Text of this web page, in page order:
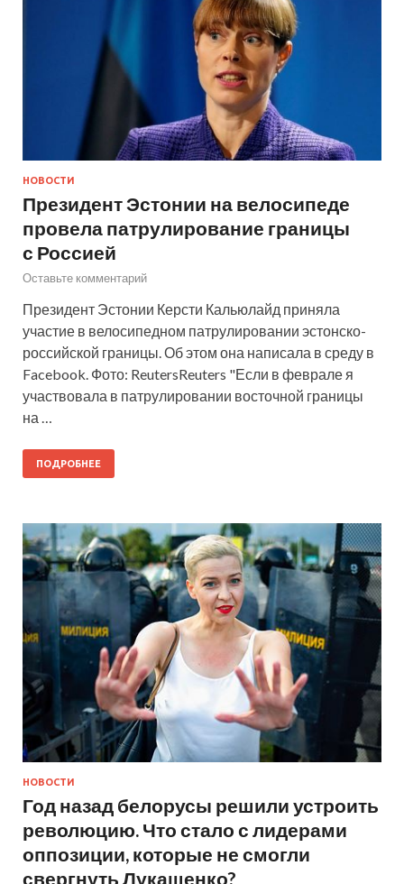
НОВОСТИ
Президент Эстонии на велосипеде
провела патрулирование границы
с Россией
Оставьте комментарий
Президент Эстонии Керсти Кальюлайд приняла
участие в велосипедном патрулировании эстонско-
российской границы. Об этом она написала в среду в
Facebook. Фото: ReutersReuters "Если в феврале я
участвовала в патрулировании восточной границы
на …
ПОДРОБНЕЕ
НОВОСТИ
Год назад белорусы решили устроить
революцию. Что стало с лидерами
оппозиции, которые не смогли
свергнуть Лукашенко?